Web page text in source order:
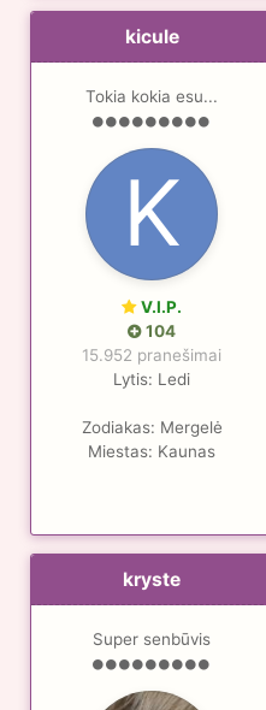
kicule
Tokia kokia esu...
V.I.P.
104
15.952 pranešimai
Lytis: Ledi
Zodiakas: Mergelė
Miestas: Kaunas
kryste
Super senbūvis